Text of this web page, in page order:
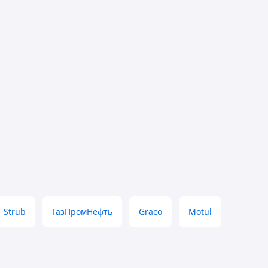
Strub ГазПромНефть Graco Motul